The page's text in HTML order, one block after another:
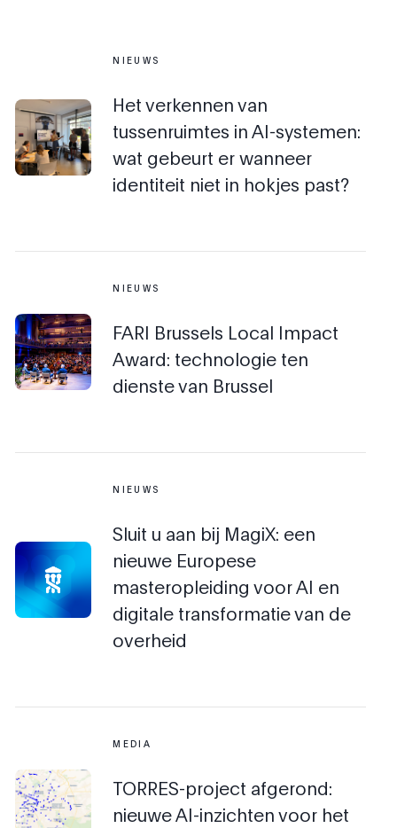
NIEUWS
Het verkennen van
tussenruimtes in AI-systemen:
wat gebeurt er wanneer
identiteit niet in hokjes past?
NIEUWS
FARI Brussels Local Impact
Award: technologie ten
dienste van Brussel
NIEUWS
Sluit u aan bij MagiX: een
nieuwe Europese
masteropleiding voor AI en
digitale transformatie van de
overheid
MEDIA
TORRES-project afgerond:
nieuwe AI-inzichten voor het